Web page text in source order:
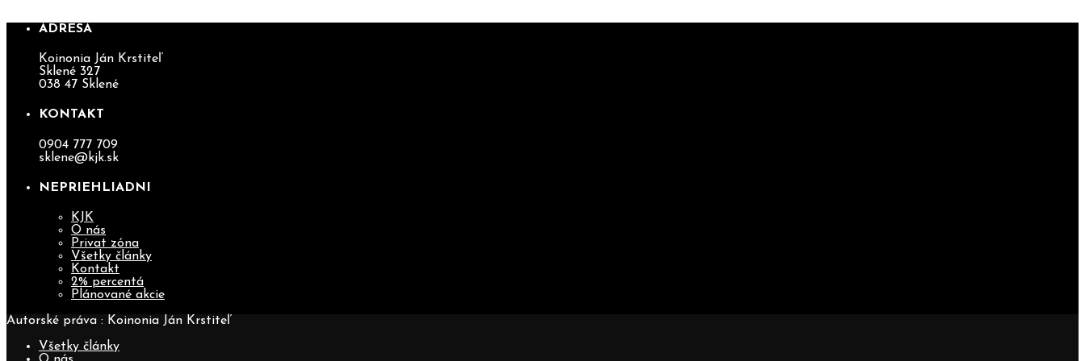
ADRESA
Koinonia Ján Krstiteľ
Sklené 327
038 47 Sklené
KONTAKT
0904 777 709
sklene@kjk.sk
NEPRIEHLIADNI
KJK
O nás
Privat zóna
Všetky články
Kontakt
2% percentá
Plánované akcie
Autorské práva : Koinonia Ján Krstiteľ
Všetky články